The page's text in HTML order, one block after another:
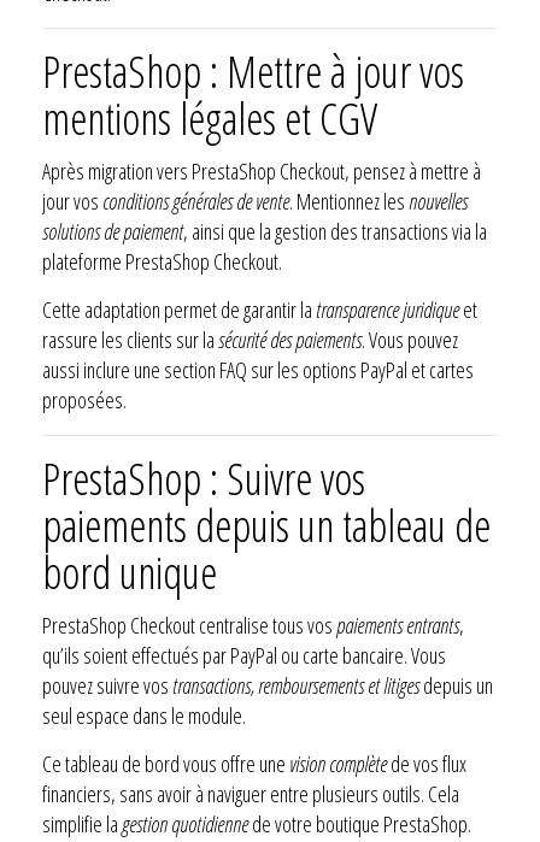
PrestaShop : Mettre à jour vos
mentions légales et CGV
Après migration vers PrestaShop Checkout, pensez à mettre à
jour vos conditions générales de vente. Mentionnez les nouvelles
solutions de paiement, ainsi que la gestion des transactions via la
plateforme PrestaShop Checkout.
Cette adaptation permet de garantir latransparence juridiqueet
rassure les clients sur lasécurité des paiements. Vous pouvez
aussi inclure une section FAQ sur les options PayPal et cartes
proposées.
PrestaShop : Suivre vos
paiements depuis un tableau de
bord unique
PrestaShop Checkout centralise tous vospaiements entrants,
qu’ils soient effectués par PayPal ou carte bancaire. Vous
pouvez suivre vostransactions, remboursements et litigesdepuis un
seul espace dans le module.
Ce tableau de bord vous offre une vision complètede vos flux
financiers, sans avoir à naviguer entre plusieurs outils. Cela
simplifie la gestion quotidiennede votre boutique PrestaShop.